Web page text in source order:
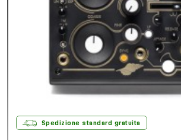
Spedizione standard gratuita